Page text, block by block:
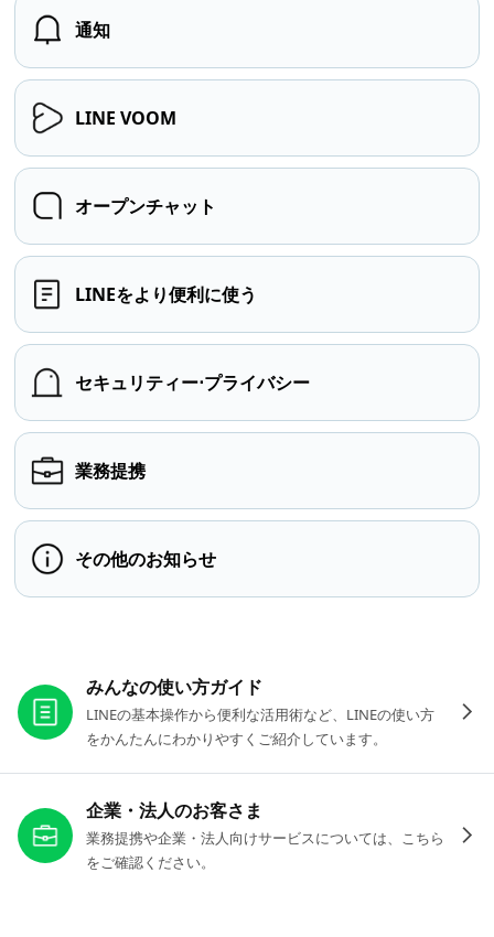
通知
LINE VOOM
オープンチャット
LINEをより便利に使う
セキュリティー⋅プライバシー
業務提携
その他のお知らせ
みんなの使い方ガイド
LINEの基本操作から便利な活用術など、LINEの使い方
をかんたんにわかりやすくご紹介しています。
企業・法人のお客さま
業務提携や企業・法人向けサービスについては、こちら
をご確認ください。